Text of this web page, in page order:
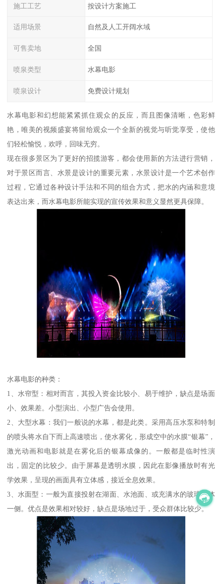
施工工艺 按设计方案施工
适用场景 自然及人工开阔水域
可售卖地 全国
喷泉类型 水幕电影
喷泉设计 免费设计规划
水幕电影和幻想能紧紧抓住观众的反应，而且图像清晰，色彩鲜
艳，唯美的视频盛宴将留给观众一个全新的视觉与听觉享受，使他
们轻松愉悦，欢呼，回味无穷。
现在很多景区为了更好的招揽游客，都会使用新的方法进行营销，
对于景区而言、水景是设计的重要元素，水景设计是一个艺术创作
过程，它通过各种设计手法和不同的组合方式，把水的内涵和意境
表达出来，而水幕电影所能实现的宣传效果和意义显然更具保障。
水幕电影的种类：
1、水帘型：相对而言，其投入资金比较小、易于维护，缺点是场面
小、效果差。小型演出、小型广告会使用。
2、大型水幕：我们一般说的水幕，都是此类。采用高压水泵和特制
的喷头将水自下而上高速喷出，使水雾化，形成空中的水膜“银幕”，
激光动画和电影就是在雾化后的银幕成像的。一般都是临时性演
出，固定的比较少。由于屏幕是透明水膜，因此在影像播放时有光
学效果，呈现的画面具有立体感，接近全息效果。
3、水面型：一般为直接投射在湖面、水池面、或充满水的玻璃墙体
一侧。优点是效果相对较好，缺点是场地过于，受众群体比较少。